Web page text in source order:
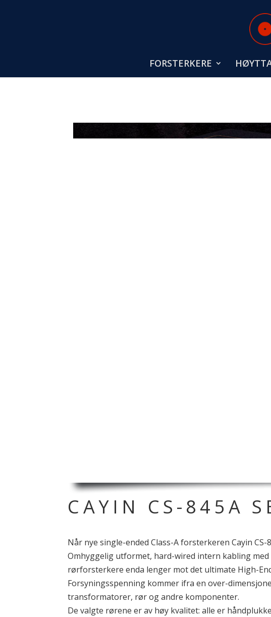
FORSTERKERE
CAYIN CS-845A
Når nye single-ended Class-A forsterkeren Cayin
Omhyggelig utformet, hard-wired intern kabling
rørforsterkere enda lenger mot det ultimate High-
Forsyningsspenning kommer ifra en over-
transformatorer, rør og andre komponenter.
De valgte rørene er av høy kvalitet: alle er